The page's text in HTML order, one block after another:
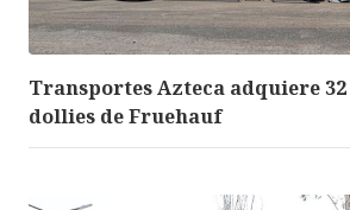
Transportes Azteca adquiere 32
dollies de Fruehauf